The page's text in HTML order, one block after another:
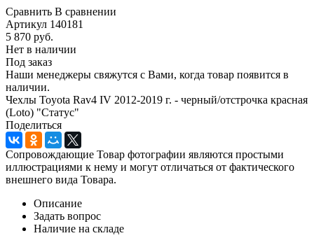
Сравнить В сравнении
Артикул 140181
5 870 руб.
Нет в наличии
Под заказ
Наши менеджеры свяжутся с Вами, когда товар появится в
наличии.
Чехлы Toyota Rav4 IV 2012-2019 г. - черный/отстрочка красная
(Loto) "Статус"
Поделиться
Сопровождающие Товар фотографии являются простыми
иллюстрациями к нему и могут отличаться от фактического
внешнего вида Товара.
Описание
Задать вопрос
Наличие на складе